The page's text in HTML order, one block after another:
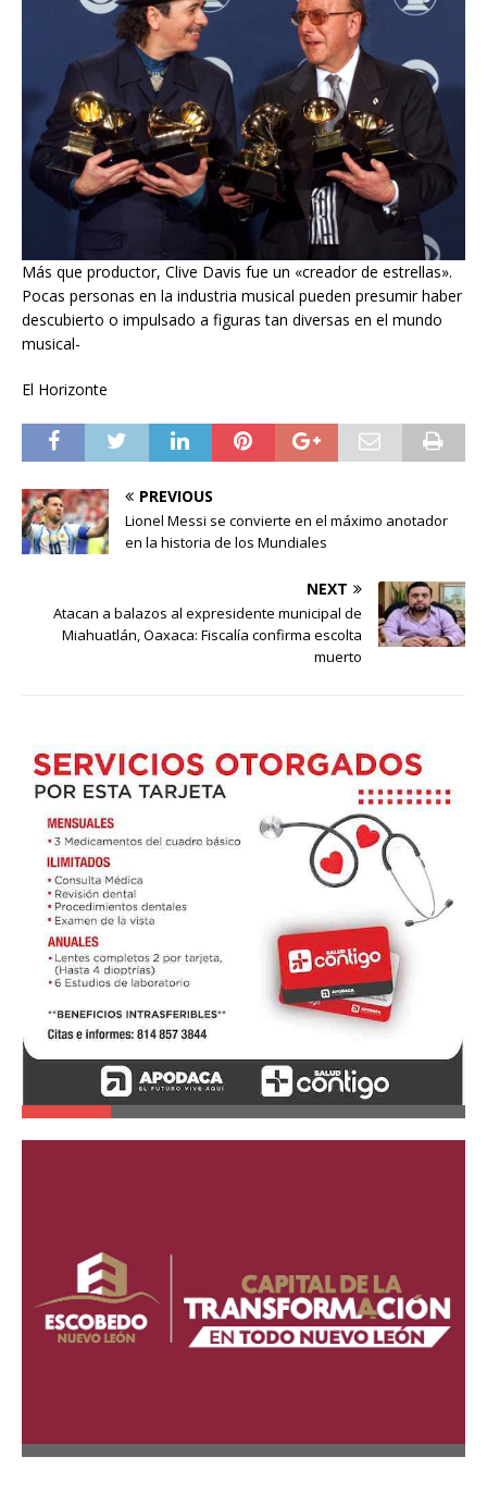
Más que productor, Clive Davis fue un «creador de estrellas».
Pocas personas en la industria musical pueden presumir haber
descubierto o impulsado a figuras tan diversas en el mundo
musical-
El Horizonte
PREVIOUS
Lionel Messi se convierte en el máximo anotador
en la historia de los Mundiales
NEXT
Atacan a balazos al expresidente municipal de
Miahuatlán, Oaxaca: Fiscalía confirma escolta
muerto